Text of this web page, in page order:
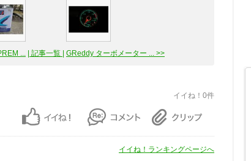
... | 記事一覧 | GReddy ターボメーター ... >>
イイね！0件
イイね！ランキングページへ